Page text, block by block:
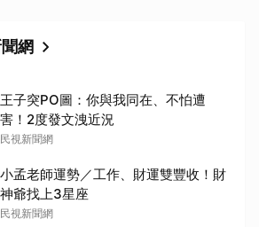
網
王子突PO圖：你與我同在、不怕遭
害！2度發文洩近況
民視新聞網
小孟老師運勢／工作、財運雙豐收！財
神爺找上3星座
民視新聞網